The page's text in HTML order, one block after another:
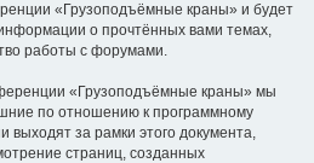
«Грузоподъёмные краны» и будет
о прочтённых вами темах,
работы с форумами.
«Грузоподъёмные краны» мы
по отношению к программному
выходят за рамки этого документа,
страниц, созданных